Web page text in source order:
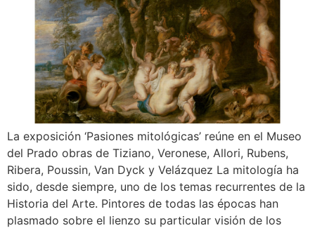
La exposición ‘Pasiones mitológicas’ reúne en el Museo
del Prado obras de Tiziano, Veronese, Allori, Rubens,
Ribera, Poussin, Van Dyck y Velázquez La mitología ha
sido, desde siempre, uno de los temas recurrentes de la
Historia del Arte. Pintores de todas las épocas han
plasmado sobre el lienzo su particular visión de los